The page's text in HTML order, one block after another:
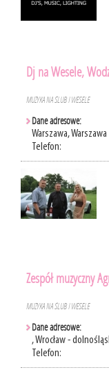
Dj na Wesele,
MUZYKA NA ŚLUB I WESELE
Dane adresowe:
Warszawa,
Telefon:
Zespół muzyczny
MUZYKA NA ŚLUB I WESELE
Dane adresowe:
, Wrocław -
Telefon: